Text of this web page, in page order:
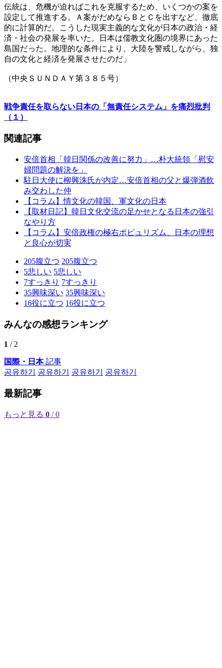
伝統は、危機が迫ればこれを克服するため、いくつかの案を
設定して推進する。Ａ案がだめならＢとＣを出すなど、徹底
的に計算的だ。こうした現実主義的な文化が日本の政治・経
済・社会の発展を率いた。日本は儒教文化圏の境界にあった
島国だった。地理的な条件により、大陸を警戒しながら、独
自の文化と経済を発展させたのだ」
（中央ＳＵＮＤＡＹ第３８５号）
戦争責任を取らない日本の「無責任システム」を痛烈批判
（１）
関連記事
安倍首相「韓日関係の改善に努力」…朴大統領「慰安
婦問題の解決を」
駐日大使に柳興洙氏が内定…安倍首相の父と爆弾酒飲
み交わした仲
【コラム】情文化の韓国、軍文化の日本
【取材日記】韓日文化交流の足かせとなる日本の強引
なやり方
【コラム】安倍政権の極右ポピュリズム、日本の理想
と良心が切実
205腹立つ 205腹立つ
5悲しい 5悲しい
7すっきり 7すっきり
35興味深い 35興味深い
16役に立つ 16役に立つ
みんなの感想ランキング
1 / 2
国際・日本記事
공유하기
공유하기 공유하기 공유하기
最新記事
もっと見る 0 / 0